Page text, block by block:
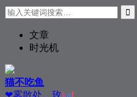
文章
时光机
猫不吃鱼
❤雾散处，玫瑰花